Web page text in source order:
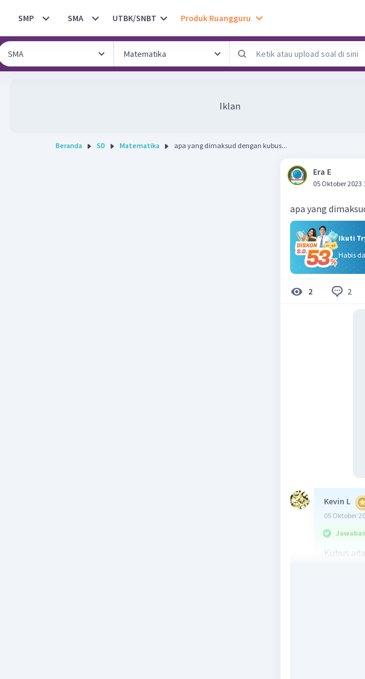
SMP SMA UTBK/SNBT Produk Ruangguru
Iklan
Beranda SD Matematika apa yang dimaksud dengan kubus...
Era E
05 Oktober 2023
apa yang
Ikuti
Habis
2 2
Kevin L
05 Oktober
Kubus
terdiri